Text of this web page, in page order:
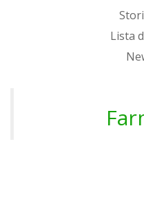
Lista